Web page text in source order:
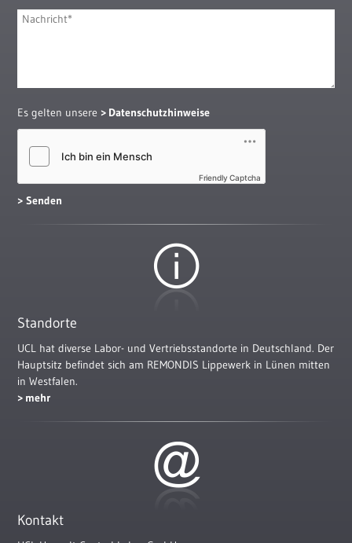
Es gelten unsere Datenschutzhinweise
Friendly Captcha
Standorte
UCL hat diverse Labor- und Vertriebsstandorte in Deutschland. Der
Hauptsitz befindet sich am REMONDIS Lippewerk in Lünen mitten
in Westfalen.
mehr
Kontakt